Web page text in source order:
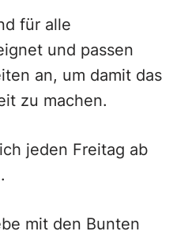
für alle
und passen
an, um damit das
zu machen.
jeden Freitag ab
mit den Bunten